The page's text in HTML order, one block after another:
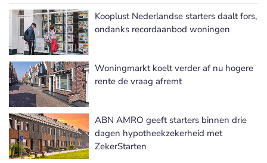
Kooplust Nederlandse starters daalt fors,
ondanks recordaanbod woningen
Woningmarkt koelt verder af nu hogere
rente de vraag afremt
ABN AMRO geeft starters binnen drie
dagen hypotheekzekerheid met
ZekerStarten